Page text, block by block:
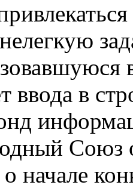
ввода в
начале